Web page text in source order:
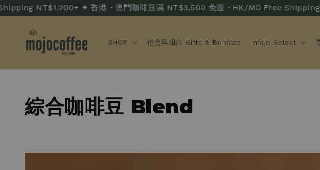
NT$1,200+ ✦ 香港・澳門咖啡豆滿 NT$3,500 免運 · HK/MO Free Shipping
SHOP 禮盒與組合 Gifts & Bundles mojo Select
綜合咖啡豆 Blend